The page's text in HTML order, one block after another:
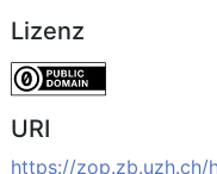
Lizenz
URI
https://zop.zb.uzh.ch/